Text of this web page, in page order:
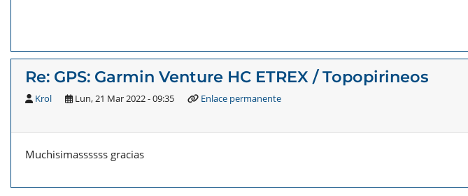
Re: GPS: Garmin Venture HC ETREX / Topopirineos
Krol Lun, 21 Mar 2022 - 09:35 Enlace permanente
Muchisimassssss gracias